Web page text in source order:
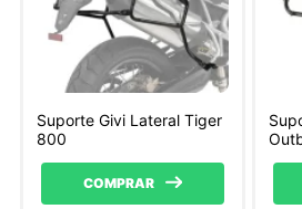
Suporte Givi Lateral Tiger
800
COMPRAR